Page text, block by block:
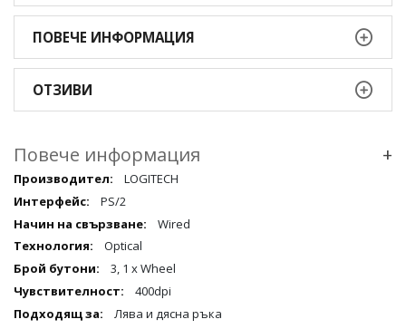
ПОВЕЧЕ ИНФОРМАЦИЯ
ОТЗИВИ
Повече информация +
Повече
информация
LOGITECH
PS/2
Wired
Optical
3, 1 x Wheel
400dpi
Лява и дясна ръка